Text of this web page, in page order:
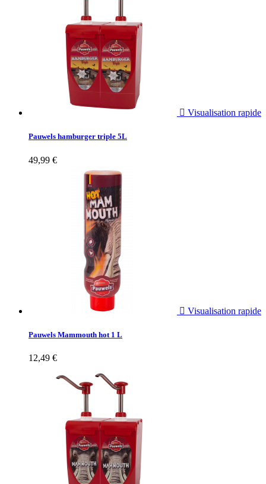
 Visualisation rapide
Pauwels hamburger triple 5L
49,99 €
 Visualisation rapide
Pauwels Mammouth hot 1 L
12,49 €